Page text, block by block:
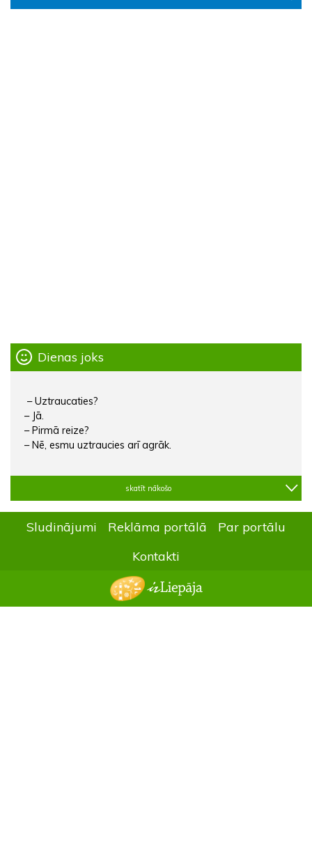
Dienas joks
– Uztraucaties?
– Jā.
– Pirmā reize?
– Nē, esmu uztraucies arī agrāk.
skatīt nākošo
Sludinājumi Reklāma portālā
Par portālu
Kontakti